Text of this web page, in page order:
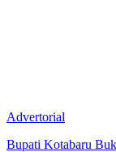
Advertorial
Bupati Kotabaru